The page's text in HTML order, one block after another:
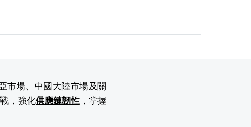
市場、中國大陸市場及關
，強化供應鏈韌性，掌握